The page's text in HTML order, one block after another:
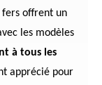
fers offrent un
les modèles
à tous les
apprécié pour